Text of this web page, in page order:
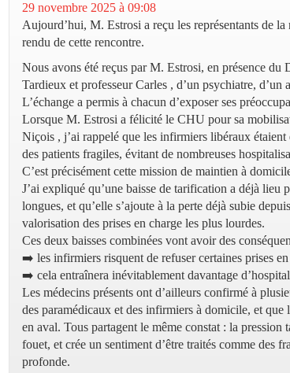
29 novembre 2025 à 09:08
Aujourd’hui, M. Estrosi a reçu les représentants de
rendu de cette rencontre.
Nous avons été reçus par M. Estrosi, en présence
Tardieux et professeur Carles , d’un psychiatre, d’un
L’échange a permis à chacun d’exposer ses
Lorsque M. Estrosi a félicité le CHU pour sa
Niçois , j’ai rappelé que les infirmiers libéraux
des patients fragiles, évitant de nombreuses
C’est précisément cette mission de maintien à
J’ai expliqué qu’une baisse de tarification a déjà
longues, et qu’elle s’ajoute à la perte déjà subie
valorisation des prises en charge les plus lourdes.
Ces deux baisses combinées vont avoir des
➡️ les infirmiers risquent de refuser certaines prises en
➡️ cela entraînera inévitablement davantage
Les médecins présents ont d’ailleurs confirmé à
des paramédicaux et des infirmiers à domicile, et
en aval. Tous partagent le même constat : la
fouet, et crée un sentiment d’être traités comme des
profonde.